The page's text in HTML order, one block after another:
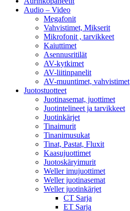
Audio – Video
Megafonit
Vahvistimet, Mikserit
Mikrofonit , tarvikkeet
Kaiuttimet
Asennusritilät
AV-kytkimet
AV-liitinpanelit
AV-muuntimet, vahvistimet
Juotostuotteet
Juotinasemat, juottimet
Juotintelineet ja tarvikkeet
Juotinkärjet
Tinaimurit
Tinanimusukat
Tinat, Pastat, Fluxit
Kaasujuottimet
Juotoskäryimurit
Weller imujuottimet
Weller juotinasemat
Weller juotinkärjet
CT Sarja
ET Sarja